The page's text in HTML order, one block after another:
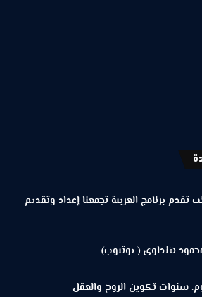
تقدم برنامج العربية تجمعنا إعداد وتقديم
هنداوي ( يوتيوب)
سنوات تكوين الروح والعقل